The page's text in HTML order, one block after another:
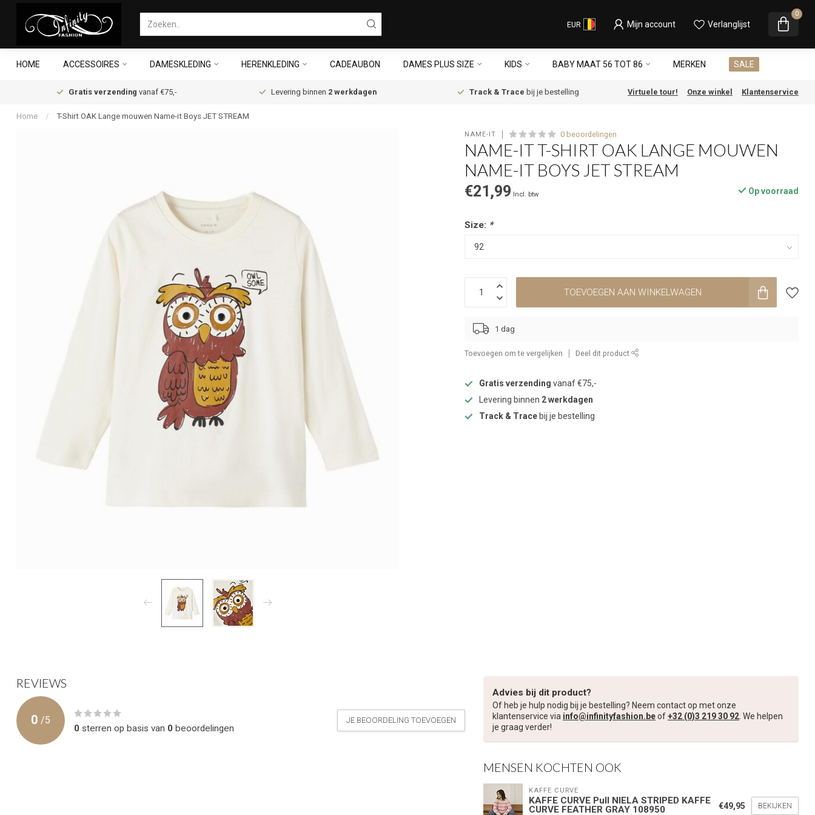
EUR Mijn account Verlanglijst
0
HOME ACCESSOIRES DAMESKLEDING HERENKLEDING CADEAUBON DAMES PLUS SIZE KIDS BABY MAAT 56 TOT 86 MERKEN SALE
Gratis verzending vanaf €75,- Levering binnen 2 werkdagen Track & Trace bij je bestelling Virtuele tour! Onze winkel Klantenservice
Home / T-Shirt OAK Lange mouwen Name-it Boys JET STREAM
NAME-IT 0 beoordelingen
NAME-IT T-SHIRT OAK LANGE MOUWEN
NAME-IT BOYS JET STREAM
€21,99 Incl. btw Op voorraad
Size: *
TOEVOEGEN AAN WINKELWAGEN
1 dag
Toevoegen om te vergelijken Deel dit product
Gratis verzending vanaf €75,-
Levering binnen 2 werkdagen
Track & Trace bij je bestelling
REVIEWS
0 /5
0 sterren op basis van 0 beoordelingen
JE BEOORDELING TOEVOEGEN
Advies bij dit product?
Of heb je hulp nodig bij je bestelling? Neem contact op met onze
klantenservice via info@infinityfashion.beof+32 (0)3 219 30 92 . We helpen
je graag verder!
MENSEN KOCHTEN OOK
KAFFE CURVE
KAFFE CURVE Pull NIELA STRIPED KAFFE
CURVE FEATHER GRAY 108950
€49,95 BEKIJKEN